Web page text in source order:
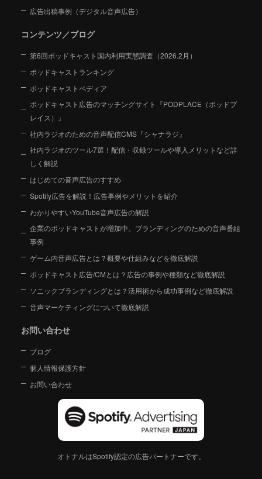
広告出稿事例（デジタル音声広告）
コンテンツ／ブログ
第6回ポッドキャスト国内利用実態調査（2026.2月）
ポッドキャストランキング
ポッドキャストペディア
ポッドキャスト広告のマッチングサイト『PODPLACE（ポッドプ
レイス）』
社内ラジオのための音声配信CMS『シャナラジ』
社内ラジオのツール7選！配信・収録ツールや導入メリットなど詳
しく解説
はじめての音声広告のすすめ
Spotify広告を解説！広告事例やメリットを紹介
わかりやすいYouTube音声広告の解説
企業のポッドキャストが増加中。ブランディングのための音声番組
事例
ゲーム内音声広告とは？概要や仕組みなどを徹底解説
ポッドキャスト広告/CMとは？広告の事例や種類など徹底解説
ソニックブランディングとは？活用術から成功事例など徹底解説
音声マーケティングについて徹底解説
お問い合わせ
ブログ
個人情報保護方針
お問い合わせ
オトナルはSpotify認定の広告パートナーです。